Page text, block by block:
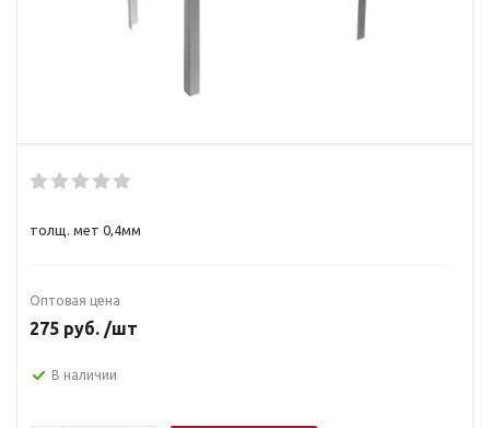
толщ. мет 0,4мм
Оптовая цена
275 руб. /шт
В наличии